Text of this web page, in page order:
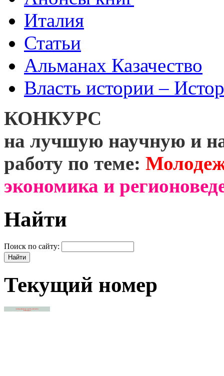
Италия
Статьи
Альманах Казачество
Власть истории –
КОНКУРС
на лучшую научную и
работу по теме:
экономика и
Найти
Поиск по сайту:
Текущий номер